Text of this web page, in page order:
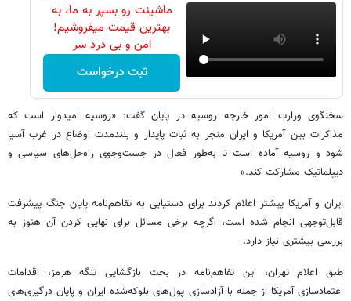
ماشینت رو بسپر به ما، به
بهترین قیمت میفروشیم!
امن و بی درد سر
ثبت درخواست
سخنگوی وزارت امور خارجه روسیه در پایان گفت: «روسیه امیدوار است که
مذاکرات بین آمریکا و ایران منجر به ثبات پایدار و بلندمدت اوضاع در غرب آسیا
شود و روسیه آماده است تا به‌طور فعال در جست‌وجوی راه‌حل‌های سیاسی و
دیپلماتیک مشارکت کند.»
ایران و آمریکا پیشتر اعلام کردند برای دستیابی به تفاهم‌نامه پایان جنگ پیشرفت
قابل‌توجهی انجام شده است، اگرچه برخی مسائل برای نهایی کردن آن هنوز به
بررسی بیشتری نیاز دارد.
طبق اعلام تهران، این تفاهم‌نامه در بحث بازگشایی تنگه هرمز، اقدامات
اعتمادسازی آمریکا از جمله با آزادسازی پول‌های بلوکه‌شده ایران و پایان درگیری‌های